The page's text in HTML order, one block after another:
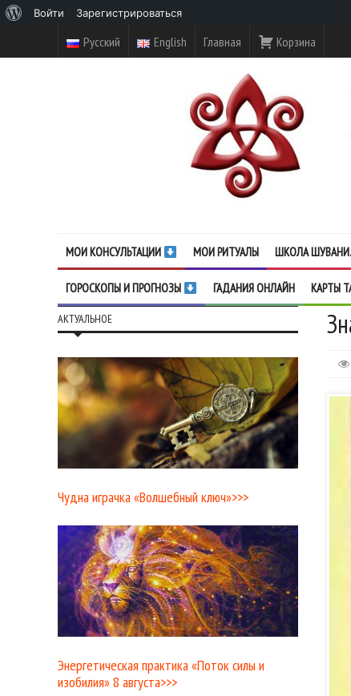
Русский English Главная Корзина
МОИ КОНСУЛЬТАЦИИ МОИ РИТУАЛЫ ШКОЛА ШУВАНИ.
ГОРОСКОПЫ И ПРОГНОЗЫ ГАДАНИЯ ОНЛАЙН КАРТЫ
АКТУАЛЬНОЕ
Чудна играчка «Волшебный ключ»>>>
Энергетическая практика «Поток силы и
изобилия» 8 августа>>>
WordPress
Войти Зарегистрироваться